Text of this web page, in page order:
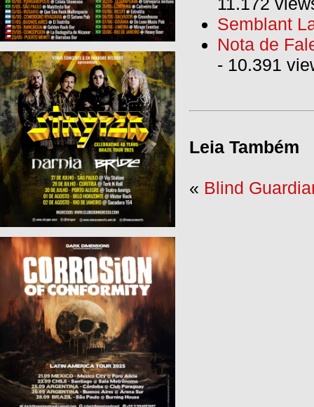
Semblant
Nota de
- 10.391
Leia Também
« Blind